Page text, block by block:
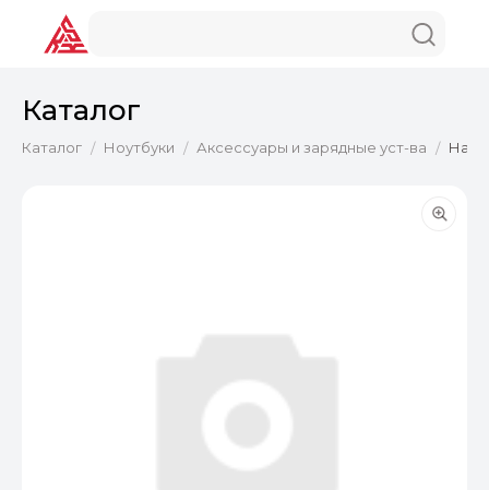
Каталог
Каталог / Ноутбуки / Аксессуары и зарядные уст-ва /